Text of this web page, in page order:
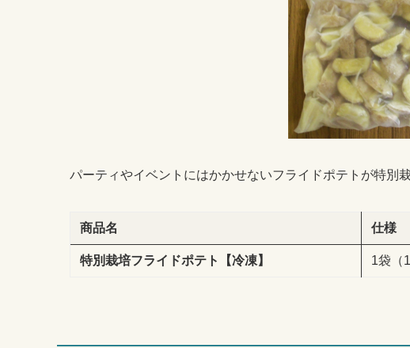
パーティやイベントにはかかせないフライドポテトが特別
商品名 仕様
特別栽培フライドポテト【冷凍】 1袋（